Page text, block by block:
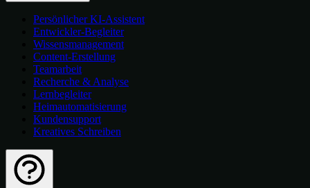
Persönlicher KI-Assistent
Entwickler-Begleiter
Wissensmanagement
Content-Erstellung
Teamarbeit
Recherche & Analyse
Lernbegleiter
Heimautomatisierung
Kundensupport
Kreatives Schreiben